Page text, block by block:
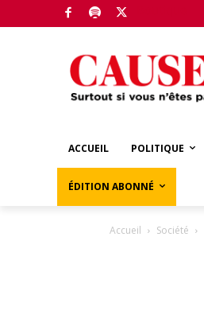
ACCUEIL POLITIQUE
ÉDITION ABONNÉ
Accueil Société